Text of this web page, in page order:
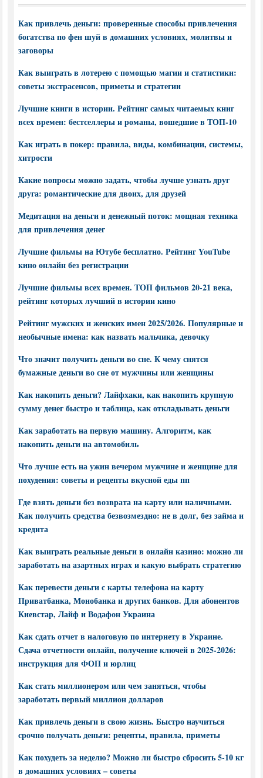
Как привлечь деньги: проверенные способы привлечения
богатства по фен шуй в домашних условиях, молитвы и
заговоры
Как выиграть в лотерею с помощью магии и статистики:
советы экстрасенсов, приметы и стратегии
Лучшие книги в истории. Рейтинг самых читаемых книг
всех времен: бестселлеры и романы, вошедшие в ТОП-10
Как играть в покер: правила, виды, комбинации, системы,
хитрости
Какие вопросы можно задать, чтобы лучше узнать друг
друга: романтические для двоих, для друзей
Медитация на деньги и денежный поток: мощная техника
для привлечения денег
Лучшие фильмы на Ютубе бесплатно. Рейтинг YouTube
кино онлайн без регистрации
Лучшие фильмы всех времен. ТОП фильмов 20-21 века,
рейтинг которых лучший в истории кино
Рейтинг мужских и женских имен 2025/2026. Популярные и
необычные имена: как назвать мальчика, девочку
Что значит получить деньги во сне. К чему снятся
бумажные деньги во сне от мужчины или женщины
Как накопить деньги? Лайфхаки, как накопить крупную
сумму денег быстро и таблица, как откладывать деньги
Как заработать на первую машину. Алгоритм, как
накопить деньги на автомобиль
Что лучше есть на ужин вечером мужчине и женщине для
похудения: советы и рецепты вкусной еды пп
Где взять деньги без возврата на карту или наличными.
Как получить средства безвозмездно: не в долг, без займа и
кредита
Как выиграть реальные деньги в онлайн казино: можно ли
заработать на азартных играх и какую выбрать стратегию
Как перевести деньги с карты телефона на карту
Приватбанка, Монобанка и других банков. Для абонентов
Киевстар, Лайф и Водафон Украина
Как сдать отчет в налоговую по интернету в Украине.
Сдача отчетности онлайн, получение ключей в 2025-2026:
инструкция для ФОП и юрлиц
Как стать миллионером или чем заняться, чтобы
заработать первый миллион долларов
Как привлечь деньги в свою жизнь. Быстро научиться
срочно получать деньги: рецепты, правила, приметы
Как похудеть за неделю? Можно ли быстро сбросить 5-10 кг
в домашних условиях – советы